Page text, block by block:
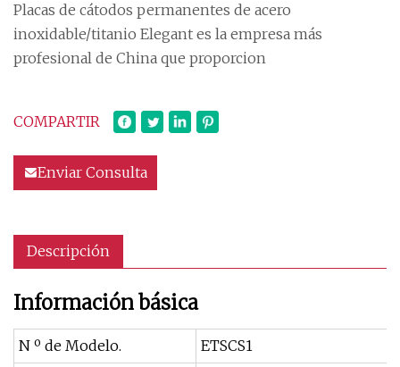
Placas de cátodos permanentes de acero
inoxidable/titanio Elegant es la empresa más
profesional de China que proporcion
COMPARTIR
Enviar Consulta
Descripción
Información básica
N º de Modelo.
ETSCS1